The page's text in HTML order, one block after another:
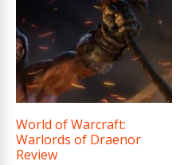
World of Warcraft:
Warlords of Draenor
Review